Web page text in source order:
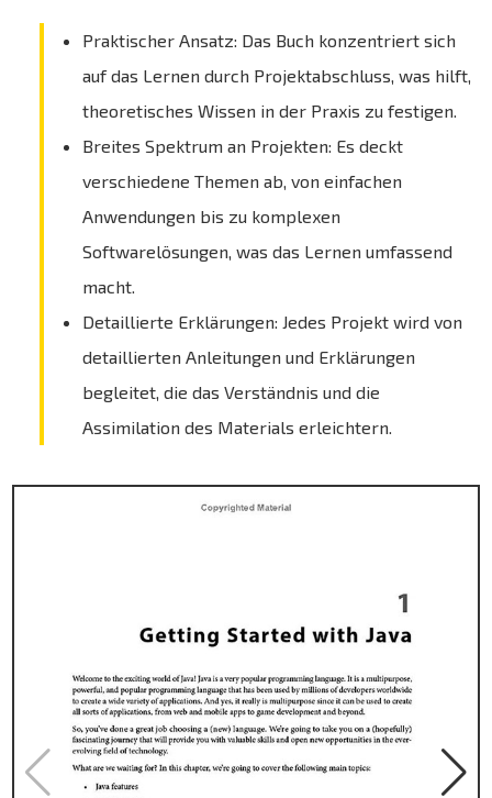
Praktischer Ansatz: Das Buch konzentriert sich
auf das Lernen durch Projektabschluss, was hilft,
theoretisches Wissen in der Praxis zu festigen.
Breites Spektrum an Projekten: Es deckt
verschiedene Themen ab, von einfachen
Anwendungen bis zu komplexen
Softwarelösungen, was das Lernen umfassend
macht.
Detaillierte Erklärungen: Jedes Projekt wird von
detaillierten Anleitungen und Erklärungen
begleitet, die das Verständnis und die
Assimilation des Materials erleichtern.